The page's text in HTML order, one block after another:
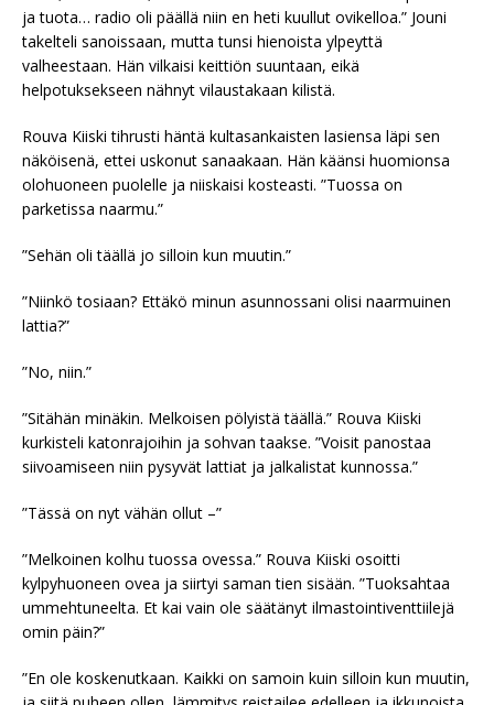
ja tuota… radio oli päällä niin en heti kuullut ovikelloa.” Jouni
takelteli sanoissaan, mutta tunsi hienoista ylpeyttä
valheestaan. Hän vilkaisi keittiön suuntaan, eikä
helpotuksekseen nähnyt vilaustakaan kilistä.
Rouva Kiiski tihrusti häntä kultasankaisten lasiensa läpi sen
näköisenä, ettei uskonut sanaakaan. Hän käänsi huomionsa
olohuoneen puolelle ja niiskaisi kosteasti. ”Tuossa on
parketissa naarmu.”
”Sehän oli täällä jo silloin kun muutin.”
”Niinkö tosiaan? Ettäkö minun asunnossani olisi naarmuinen
lattia?”
”No, niin.”
”Sitähän minäkin. Melkoisen pölyistä täällä.” Rouva Kiiski
kurkisteli katonrajoihin ja sohvan taakse. ”Voisit panostaa
siivoamiseen niin pysyvät lattiat ja jalkalistat kunnossa.”
”Tässä on nyt vähän ollut –”
”Melkoinen kolhu tuossa ovessa.” Rouva Kiiski osoitti
kylpyhuoneen ovea ja siirtyi saman tien sisään. ”Tuoksahtaa
ummehtuneelta. Et kai vain ole säätänyt ilmastointiventtiilejä
omin päin?”
”En ole koskenutkaan. Kaikki on samoin kuin silloin kun muutin,